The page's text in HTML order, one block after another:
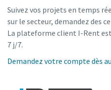
Suivez vos projets en temps
sur le secteur, demandez des
La plateforme client I-Rent
7 j/7.
Demandez votre compte dès